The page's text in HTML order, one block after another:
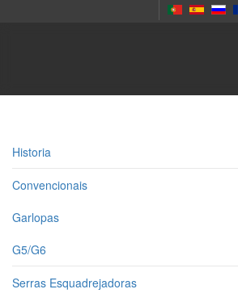
Historia
Convencionais
Garlopas
G5/G6
Serras Esquadrejadoras